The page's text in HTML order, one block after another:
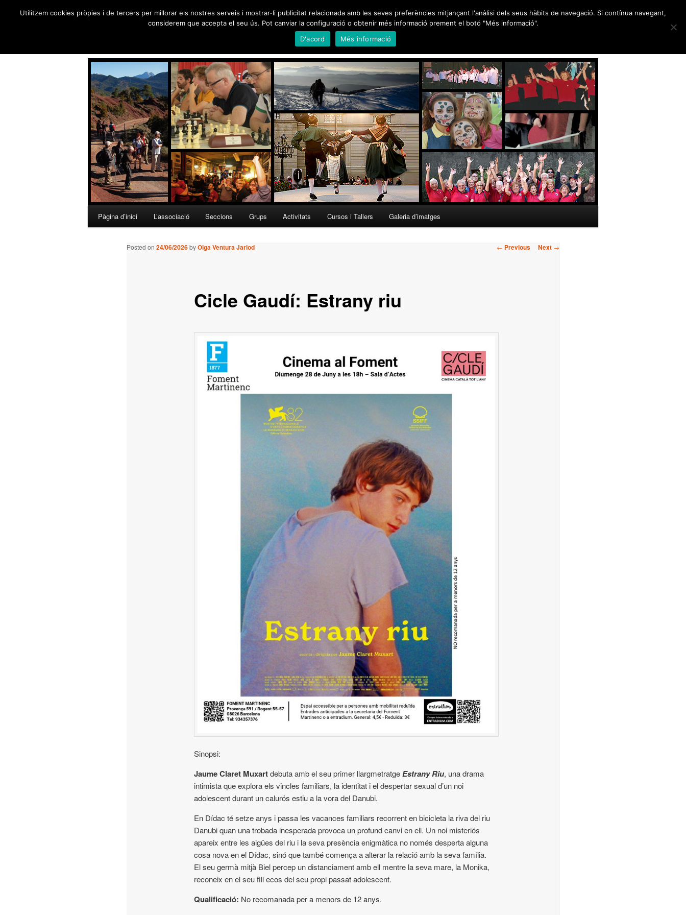
Foment Martinenc
Creu de Sant Jordi 1995, Medalla d'Honor de Barcelona 2012
menu
Pàgina d’inici L’associació Seccions Grups Activitats Cursos i Tallers Galeria d’imatges
Post
← Previous Next →
Cicle Gaudí: Estrany riu
Posted on 24/06/2026byOlga Ventura Jariod
Sinopsi:
Jaume Claret Muxartdebuta amb el seu primer llargmetratgeEstrany Riu, una drama
intimista que explora els vincles familiars, la identitat i el despertar sexual d’un noi
adolescent durant un calurós estiu a la vora del Danubi.
En Dídac té setze anys i passa les vacances familiars recorrent en bicicleta la riva del riu
Danubi quan una trobada inesperada provoca un profund canvi en ell. Un noi misteriós
apareix entre les aigües del riu i la seva presència enigmàtica no només desperta alguna
cosa nova en el Dídac, sinó que també comença a alterar la relació amb la seva família.
El seu germà mitjà Biel percep un distanciament amb ell mentre la seva mare, la Monika,
reconeix en el seu fill ecos del seu propi passat adolescent.
Qualificació: No recomanada per a menors de 12 anys.
Utilitzem cookies pròpies i de tercers per millorar els nostres serveis i mostrar-li publicitat relacionada amb les seves preferències mitjançant l'anàlisi dels seus hàbits de navegació. Si contínua navegant,
considerem que accepta el seu ús. Pot canviar la configuració o obtenir més informació prement el botó "Més informació".
D'acord
Més informació